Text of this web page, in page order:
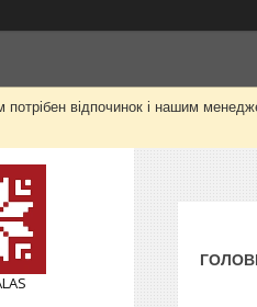
потрібен відпочинок і нашим